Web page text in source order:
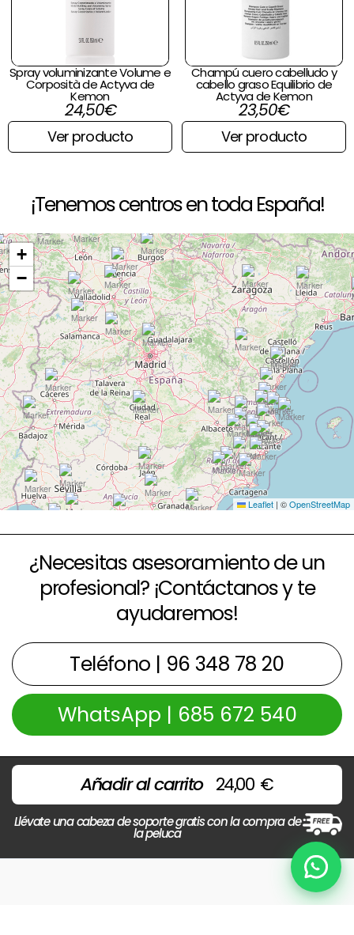
Spray voluminizante Volume e
Corposità de Actyva de
Kemon
24,50€
Ver producto
Champú cuero cabelludo y
cabello graso Equilibrio de
Actyva de Kemon
23,50€
Ver producto
¡Tenemos centros en toda España!
+
−
Leaflet | ©OpenStreetMap
¿Necesitas asesoramiento de un
profesional? ¡Contáctanos y te
ayudaremos!
Teléfono | 96 348 78 20
WhatsApp | 685 672 540
Añadir al carrito 24,00 €
Llévate una cabeza de soporte gratis con la compra de
la peluca
Chat